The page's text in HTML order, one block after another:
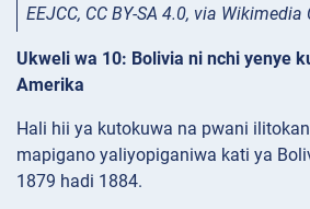
EEJCC, CC BY-SA 4.0, via
Ukweli wa 10: Bolivia ni nchi yenye
Amerika
Hali hii ya kutokuwa na pwani
mapigano yaliyopiganiwa kati ya
1879 hadi 1884.